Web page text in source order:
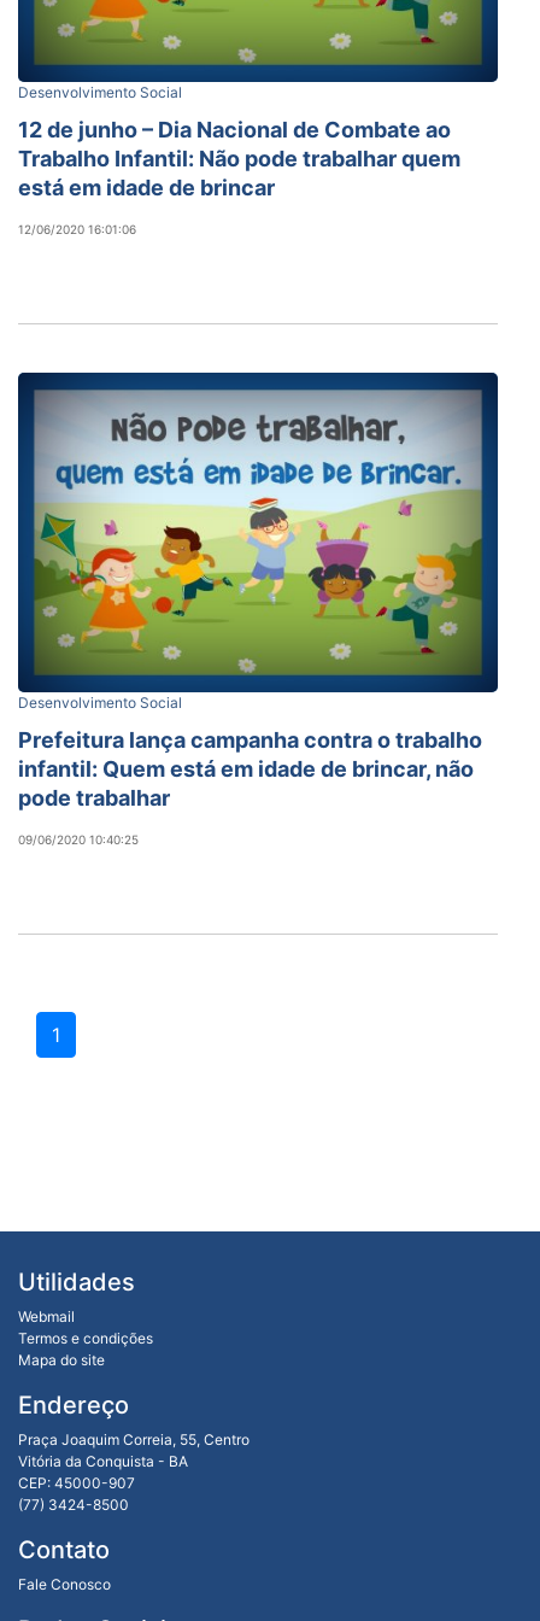
Desenvolvimento Social
12 de junho – Dia Nacional de Combate ao
Trabalho Infantil: Não pode trabalhar quem
está em idade de brincar
12/06/2020 16:01:06
Desenvolvimento Social
Prefeitura lança campanha contra o trabalho
infantil: Quem está em idade de brincar, não
pode trabalhar
09/06/2020 10:40:25
1
Utilidades
Webmail
Termos e condições
Mapa do site
Endereço
Praça Joaquim Correia, 55, Centro
Vitória da Conquista - BA
CEP: 45000-907
(77) 3424-8500
Contato
Fale Conosco